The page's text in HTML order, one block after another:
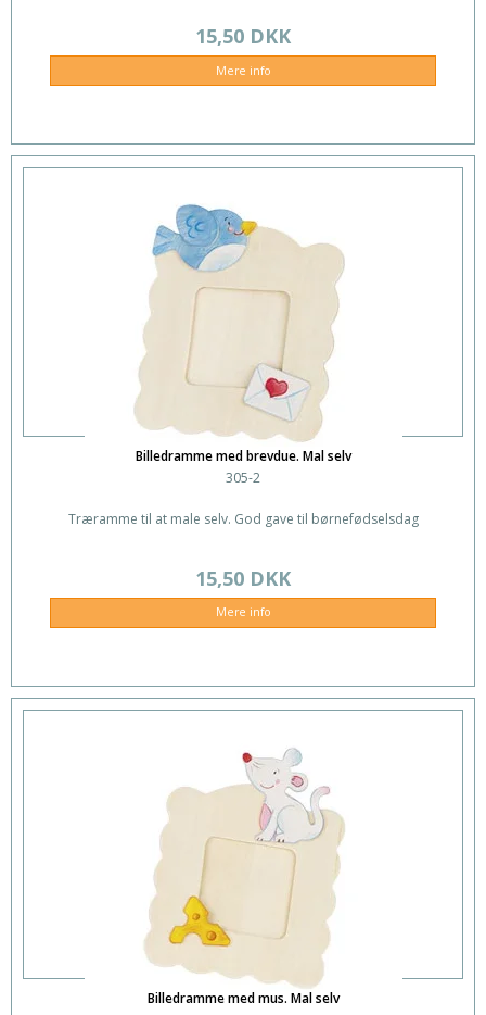
15,50 DKK
Mere info
Billedramme med brevdue. Mal selv
305-2
Træramme til at male selv. God gave til børnefødselsdag
15,50 DKK
Mere info
Billedramme med mus. Mal selv